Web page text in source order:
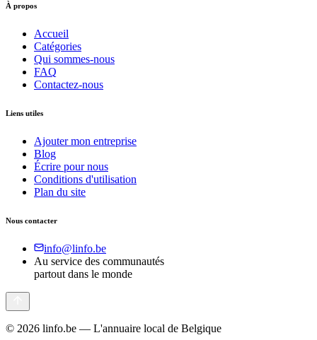
À propos
Accueil
Catégories
Qui sommes-nous
FAQ
Contactez-nous
Liens utiles
Ajouter mon entreprise
Blog
Écrire pour nous
Conditions d'utilisation
Plan du site
Nous contacter
info@linfo.be
Au service des communautés
partout dans le monde
© 2026 linfo.be — L'annuaire local de Belgique